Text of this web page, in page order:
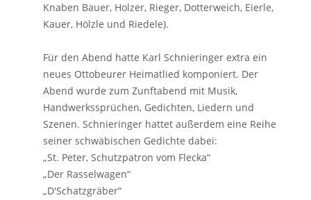
Knaben Bauer, Holzer, Rieger, Dotterweich, Eierle,
Kauer, Hölzle und Riedele).
Für den Abend hatte Karl Schnieringer extra ein
neues Ottobeurer Heimatlied komponiert. Der
Abend wurde zum Zunftabend mit Musik,
Handwerkssprüchen, Gedichten, Liedern und
Szenen. Schnieringer hattet außerdem eine Reihe
seiner schwäbischen Gedichte dabei:
„St. Peter, Schutzpatron vom Flecka“
„Der Rasselwagen“
„D'Schatzgräber“